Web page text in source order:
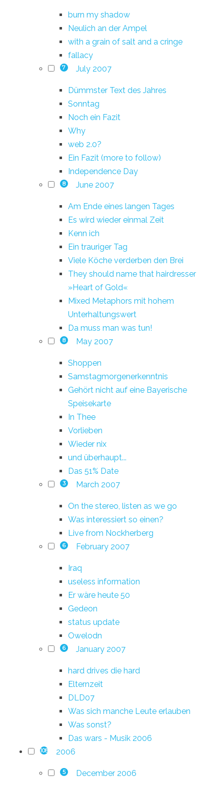
burn my shadow
Neulich an der Ampel
with a grain of salt and a cringe
fallacy
7 July 2007
Dümmster Text des Jahres
Sonntag
Noch ein Fazit
Why
web 2.0?
Ein Fazit (more to follow)
Independence Day
8 June 2007
Am Ende eines langen Tages
Es wird wieder einmal Zeit
Kenn ich
Ein trauriger Tag
Viele Köche verderben den Brei
They should name that hairdresser
»Heart of Gold«
Mixed Metaphors mit hohem
Unterhaltungswert
Da muss man was tun!
8 May 2007
Shoppen
Samstagmorgenerkenntnis
Gehört nicht auf eine Bayerische
Speisekarte
In Thee
Vorlieben
Wieder nix
und überhaupt...
Das 51% Date
3 March 2007
On the stereo, listen as we go
Was interessiert so einen?
Live from Nockherberg
6 February 2007
Iraq
useless information
Er wäre heute 50
Gedeon
status update
Owelodn
6 January 2007
hard drives die hard
Elternzeit
DLD07
Was sich manche Leute erlauben
Was sonst?
Das wars - Musik 2006
108 2006
5 December 2006